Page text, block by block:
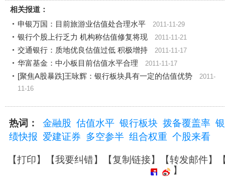
相关报道：
申银万国：目前旅游业估值处合理水平
2011-11-29
银行个股上行乏力 机构称估值修复将现 2011-11-21
交通银行：质地优良估值过低 积极增持 2011-11-17
华富基金：中小板目前估值水平合理 2011-11-17
[聚焦A股暴跌]王咏辉：银行板块具有一定的估值优势 2011-
11-16
热词： 金融股 估值水平 银行板块 拨备覆盖率
绩快报 爱建证券 多空参半 组合权重 个股来看
【打印】【我要纠错】【复制链接】【转发邮件】
】